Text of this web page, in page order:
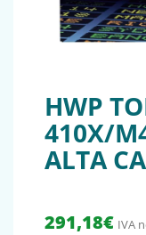
HWP
410X/
ALTA
291,18€ IVA